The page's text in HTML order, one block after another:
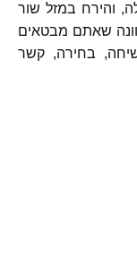
, והירח במזל שור
שאתם מבטאים
, בחירה, קשר